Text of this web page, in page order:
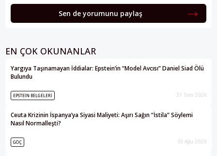
Sen de yorumunu paylaş
EN ÇOK OKUNANLAR
Yargıya Taşınamayan İddialar: Epstein’in “Model Avcısı” Daniel Siad Ölü
Bulundu
EPSTEIN BELGELERI 31 Tem 2026
Ceuta Krizinin İspanya’ya Siyasi Maliyeti: Aşırı Sağın “İstila” Söylemi
Nasıl Normalleşti?
GÖÇ 03 Ağu 2026